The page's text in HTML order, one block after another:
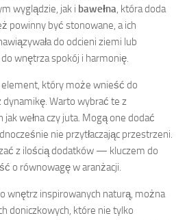
wyglądzie, jak i bawełna, która doda
powinny być stonowane, a ich
do odcieni ziemi lub
wnętrza spokój i harmonię.
który może wnieść do
dynamikę. Warto wybrać te z
jak wełna czy juta. Mogą one dodać
nie przytłaczając przestrzeni.
z ilością dodatków — kluczem do
o równowagę w aranżacji.
wnętrz inspirowanych naturą, można
doniczkowych, które nie tylko